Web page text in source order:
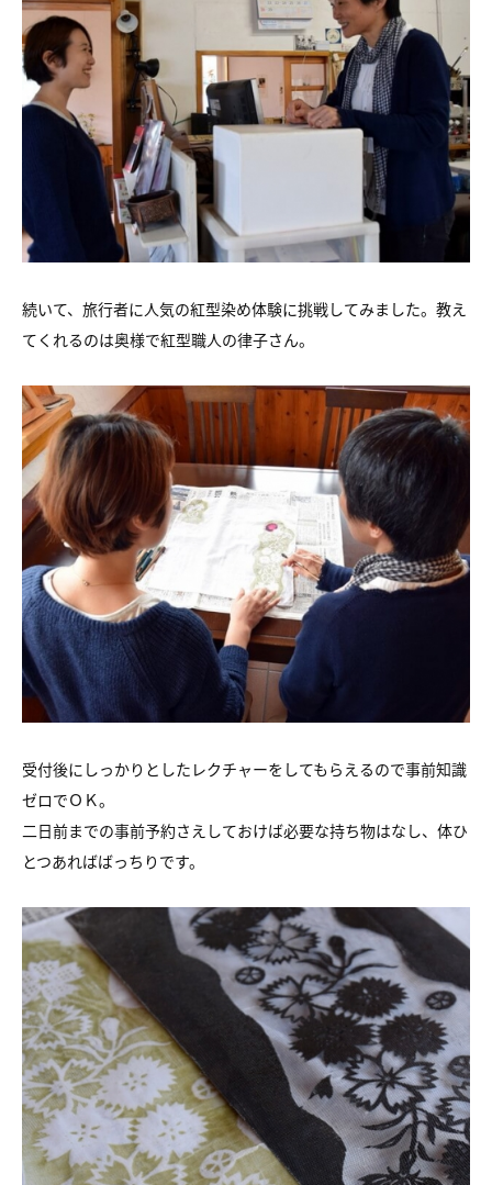
続いて、旅行者に人気の紅型染め体験に挑戦してみました。教え
てくれるのは奥様で紅型職人の律子さん。
受付後にしっかりとしたレクチャーをしてもらえるので事前知識
ゼロでＯＫ。
二日前までの事前予約さえしておけば必要な持ち物はなし、体ひ
とつあればばっちりです。